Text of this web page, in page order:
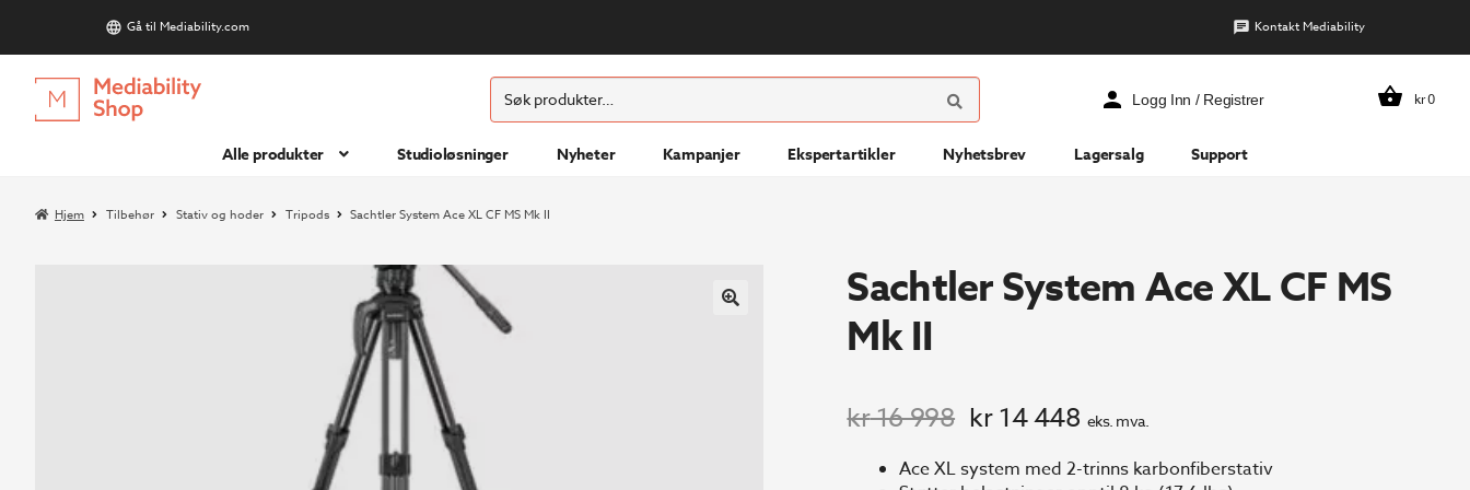
Gå til Mediability.com Kontakt Mediability
Hopp
til
Hopp
til
Søk
etter:
SØK
Logg Inn / Registrer kr0
Alle produkter Studioløsninger Nyheter Kampanjer Ekspertartikler Nyhetsbrev Lagersalg Support
Hjem Tilbehør Stativ og hoder Tripods Sachtler System Ace XL CF MS Mk II
Sachtler System Ace XL CF MS
Mk II
kr16 998 Opprinnelig
kr14 448 Nåværende
eks. mva.
Ace XL system med 2-trinns karbonfiberstativ